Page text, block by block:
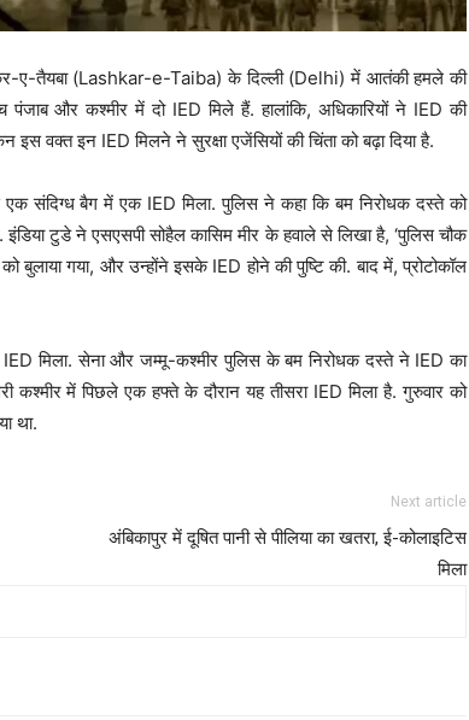
ए-तैयबा (Lashkar-e-Taiba) के दिल्ली (Delhi) में आतंकी हमले की
और कश्मीर में दो IED मिले हैं. हालांकि, अधिकारियों ने IED की
वक्त इन IED मिलने ने सुरक्षा एजेंसियों की चिंता को बढ़ा दिया है.
संदिग्ध बैग में एक IED मिला. पुलिस ने कहा कि बम निरोधक दस्ते को
टुडे ने एसएसपी सोहैल कासिम मीर के हवाले से लिखा है, ‘पुलिस चौक
बुलाया गया, और उन्होंने इसके IED होने की पुष्टि की. बाद में, प्रोटोकॉल
मिला. सेना और जम्मू-कश्मीर पुलिस के बम निरोधक दस्ते ने IED का
कश्मीर में पिछले एक हफ्ते के दौरान यह तीसरा IED मिला है. गुरुवार को
था.
Next article
अंबिकापुर में दूषित पानी से पीलिया का खतरा, ई-कोलाइटिस
मिला